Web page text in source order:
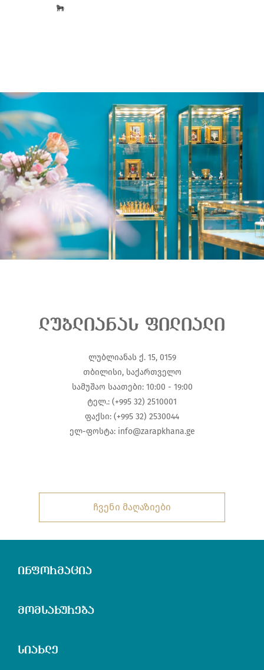
ლუბლიანას ფილიალი
ლუბლიანას ქ. 15, 0159
თბილისი, საქართველო
სამუშაო საათები: 10:00 - 19:00
ტელ.: (+995 32) 2510001
ფაქსი: (+995 32) 2530044
ელ-ფოსტა: info@zarapkhana.ge
ჩვენი მაღაზიები
ინფორმაცია
მომსახურება
სიახლე